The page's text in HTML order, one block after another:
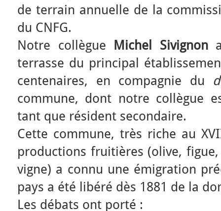
de terrain annuelle de la
du CNFG.
Notre collègue
Michel Sivignona
terrasse du principal
centenaires, en compagnie du
commune, dont notre collègue
tant que résident secondaire.
Cette commune, très riche au
productions fruitières (olive,
vigne) a connu une émigration
pays a été libéré dès 1881 de la
Les débats ont porté :